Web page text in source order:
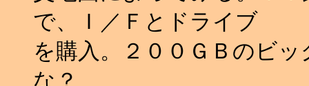
で、Ｉ／Ｆとドライブ
を購入。２００ＧＢのビ
な？